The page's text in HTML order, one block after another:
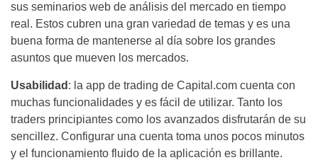
sus seminarios web de análisis del mercado en tiempo
real. Estos cubren una gran variedad de temas y es una
buena forma de mantenerse al día sobre los grandes
asuntos que mueven los mercados.
Usabilidad : la app de trading de Capital.com cuenta con
muchas funcionalidades y es fácil de utilizar. Tanto los
traders principiantes como los avanzados disfrutarán de su
sencillez. Configurar una cuenta toma unos pocos minutos
y el funcionamiento fluido de la aplicación es brillante.